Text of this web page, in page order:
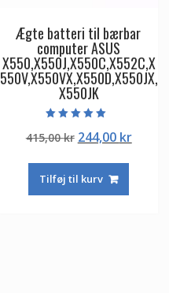
Ægte batteri til bærbar
computer ASUS
X550,X550J,X550C,X552C,X
550V,X550VX,X550D,X550JX,
X550JK
5.00
ud af 5
415,00kr Den
pris
var:
244,00 krDen
Tilføj til kurv